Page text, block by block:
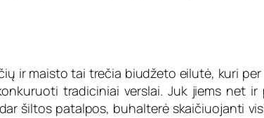
ir maisto tai trečia biudžeto eilutė, kuri
tradiciniai verslai. Juk jiems net ir
šiltos patalpos, buhalterė skaičiuojanti